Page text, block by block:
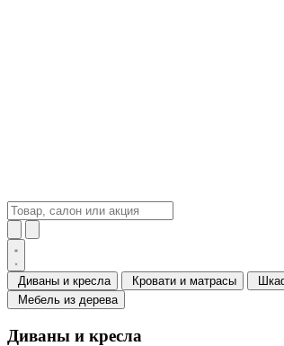
Диваны и кресла Кровати и матрасы
Мебель из дерева
Диваны и кресла